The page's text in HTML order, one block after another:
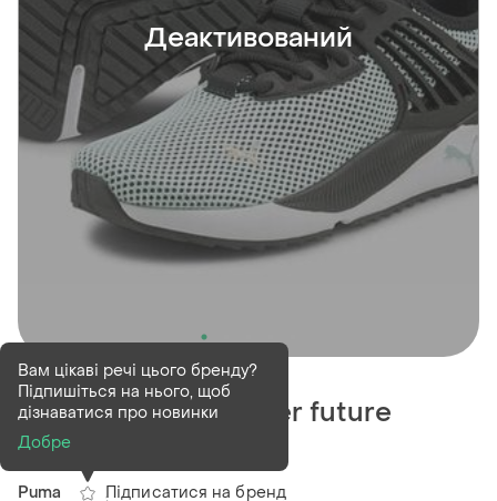
Деактивований
Деактивований1 шт
Кросівки puma pacer future
,розмір 40.5
Puma
Вам цікаві речі цього бренду?
Підпишіться на нього, щоб
дізнаватися про новинки
Добре
Підписатися на бренд